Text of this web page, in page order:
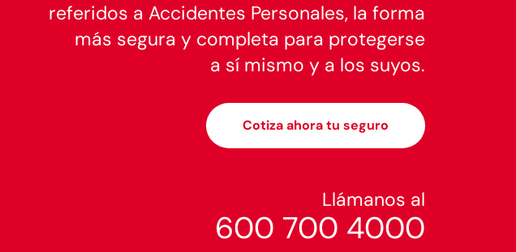
referidos a Accidentes Personales, la forma
más segura y completa para protegerse
a sí mismo y a los suyos.
Cotiza ahora tu seguro
Llámanos al
600 700 4000